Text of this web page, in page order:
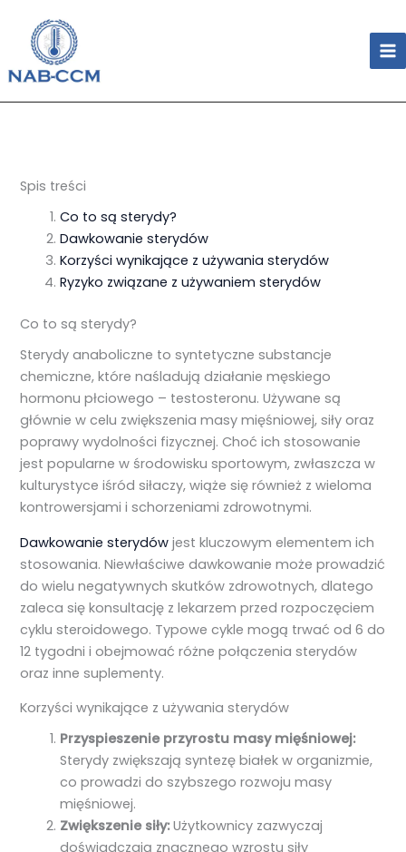
content
Spis treści
Co to są sterydy?
Dawkowanie sterydów
Korzyści wynikające z używania sterydów
Ryzyko związane z używaniem sterydów
Co to są sterydy?
Sterydy anaboliczne to syntetyczne substancje
chemiczne, które naśladują działanie męskiego
hormonu płciowego – testosteronu. Używane są
głównie w celu zwiększenia masy mięśniowej, siły oraz
poprawy wydolności fizycznej. Choć ich stosowanie
jest popularne w środowisku sportowym, zwłaszcza w
kulturystyce iśród siłaczy, wiąże się również z wieloma
kontrowersjami i schorzeniami zdrowotnymi.
Dawkowanie sterydów jest kluczowym elementem ich
stosowania. Niewłaściwe dawkowanie może prowadzić
do wielu negatywnych skutków zdrowotnych, dlatego
zaleca się konsultację z lekarzem przed rozpoczęciem
cyklu steroidowego. Typowe cykle mogą trwać od 6 do
12 tygodni i obejmować różne połączenia sterydów
oraz inne suplementy.
Korzyści wynikające z używania sterydów
Przyspieszenie przyrostu masy mięśniowej:
Sterydy zwiększają syntezę białek w organizmie,
co prowadzi do szybszego rozwoju masy
mięśniowej.
Zwiększenie siły:Użytkownicy zazwyczaj
doświadczają znacznego wzrostu siły